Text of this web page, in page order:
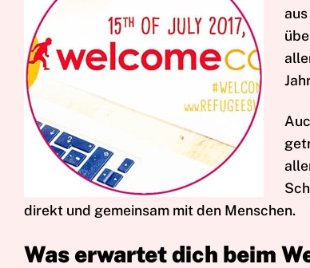
direkt und gemeinsam mit den Menschen.
Was erwartet dich beim